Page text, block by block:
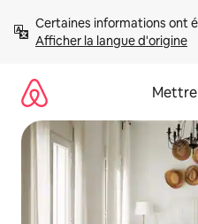
directement
Afficher la langue d'origine